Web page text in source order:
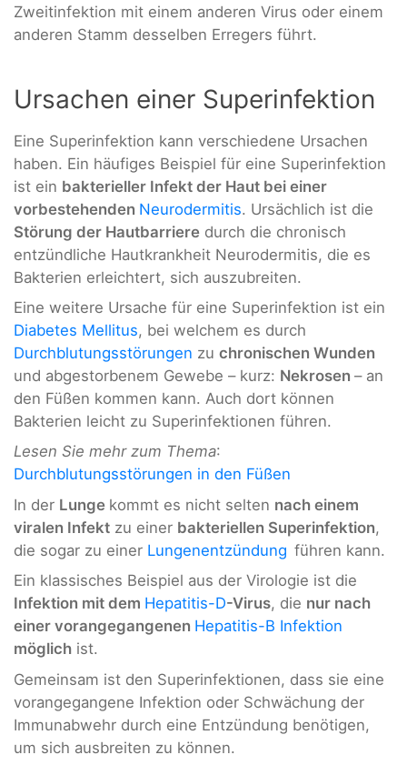
Zweitinfektion mit einem anderen Virus oder einem
anderen Stamm desselben Erregers führt.
Ursachen einer Superinfektion
Eine Superinfektion kann verschiedene Ursachen
haben. Ein häufiges Beispiel für eine Superinfektion
ist ein bakterieller Infekt der Haut bei einer
vorbestehenden Neurodermitis. Ursächlich ist die
Störung der Hautbarriere durch die chronisch
entzündliche Hautkrankheit Neurodermitis, die es
Bakterien erleichtert, sich auszubreiten.
Eine weitere Ursache für eine Superinfektion ist ein
Diabetes Mellitus, bei welchem es durch
Durchblutungsstörungen zu chronischen Wunden
und abgestorbenem Gewebe – kurz: Nekrosen – an
den Füßen kommen kann. Auch dort können
Bakterien leicht zu Superinfektionen führen.
Lesen Sie mehr zum Thema:
Durchblutungsstörungen in den Füßen
In der Lunge kommt es nicht selten nach einem
viralen Infekt zu einer bakteriellen Superinfektion,
die sogar zu einer Lungenentzündung führen kann.
Ein klassisches Beispiel aus der Virologie ist die
Infektion mit dem Hepatitis-D-Virus, die nur nach
einer vorangegangenen Hepatitis-B Infektion
möglich ist.
Gemeinsam ist den Superinfektionen, dass sie eine
vorangegangene Infektion oder Schwächung der
Immunabwehr durch eine Entzündung benötigen,
um sich ausbreiten zu können.